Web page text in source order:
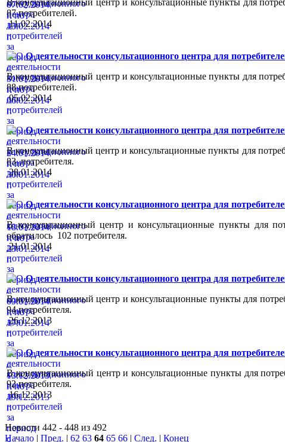
87 потребителей.
11.02.2014
О деятельности консультационного центра для
В консультационный центр и консультационные пункты для
88 потребителей.
05.02.2014
О деятельности консультационного центра для
В консультационный центр и консультационные пункты для
83 потребителя.
28.01.2014
О деятельности консультационного центра для
В консультационный центр и консультационные пункты для
обратилось 102 потребителя.
21.01.2014
О деятельности консультационного центра для
В консультационный центр и консультационные пункты для
94 потребителя.
26.12.2013
О деятельности консультационного центра для
В консультационный центр и консультационные пункты для
92 потребителя.
16.12.2013
Новости 442 - 448 из 492
Начало | Пред. | 62 63 64 65 66 | След. | Конец